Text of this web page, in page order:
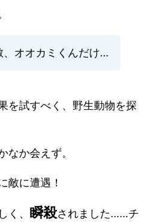
、オオカミくんだけ…
を試すべく、野生動物を探
なか会えず。
敵に遭遇！
く、 瞬殺されました……チ